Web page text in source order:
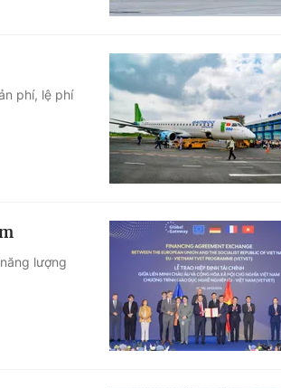
phí, lệ phí
lượng